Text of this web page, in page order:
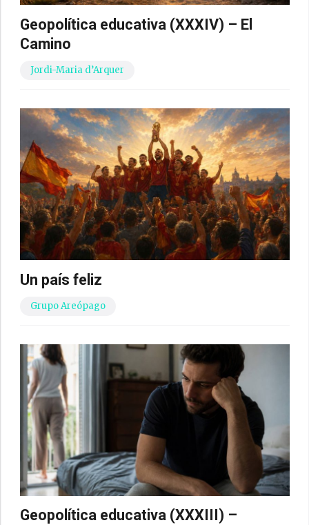
Geopolítica educativa (XXXIV) – El
Camino
Jordi-Maria d’Arquer
Un país feliz
Grupo Areópago
Geopolítica educativa (XXXIII) –